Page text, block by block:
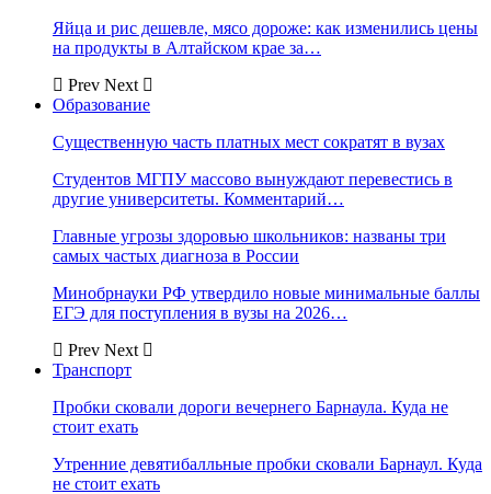
Яйца и рис дешевле, мясо дороже: как изменились цены
на продукты в Алтайском крае за…
Prev Next
Образование
Существенную часть платных мест сократят в вузах
Студентов МГПУ массово вынуждают перевестись в
другие университеты. Комментарий…
Главные угрозы здоровью школьников: названы три
самых частых диагноза в России
Минобрнауки РФ утвердило новые минимальные баллы
ЕГЭ для поступления в вузы на 2026…
Prev Next
Транспорт
Пробки сковали дороги вечернего Барнаула. Куда не
стоит ехать
Утренние девятибалльные пробки сковали Барнаул. Куда
не стоит ехать